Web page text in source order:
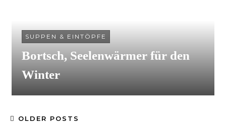
SUPPEN & EINTÖPFE
Bortsch, Seelenwärmer für den
Winter
OLDER POSTS